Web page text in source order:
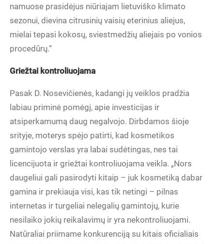
namuose prasidėjus niūriajam lietuviško klimato
sezonui, dievina citrusinių vaisių eterinius aliejus,
mielai tepasi kokosų, sviestmedžių aliejais po vonios
procedūrų.“
Griežtai kontroliuojama
Pasak D. Nosevičienės, kadangi jų veiklos pradžia
labiau priminė pomėgį, apie investicijas ir
atsiperkamumą daug negalvojo. Dirbdamos šioje
srityje, moterys spėjo patirti, kad kosmetikos
gamintojo verslas yra labai sudėtingas, nes tai
licencijuota ir griežtai kontroliuojama veikla. „Nors
daugeliui gali pasirodyti kitaip – juk kosmetiką dabar
gamina ir prekiauja visi, kas tik netingi – pilnas
internetas ir turgeliai nelegalių gamintojų, kurie
nesilaiko jokių reikalavimų ir yra nekontroliuojami.
Natūraliai priimame konkurenciją su kitais oficialiais